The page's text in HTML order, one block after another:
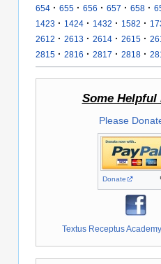
654 · 655 · 656 · 657 · 658 ·
1423 · 1424 · 1432 · 1582 ·
2612 · 2613 · 2614 · 2615 ·
2815 · 2816 · 2817 · 2818 ·
Some Helpful
Please
Donate
Textus Receptus